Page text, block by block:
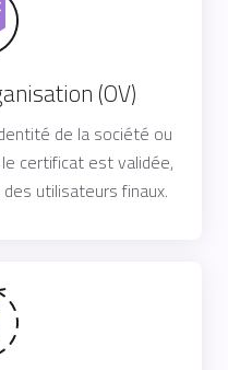
(OV)
de la société ou
certificat est validée,
utilisateurs finaux.